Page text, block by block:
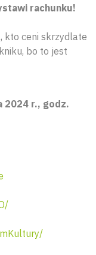
rachunku!
kto ceni skrzydlate
bo to jest
2024 r., godz.